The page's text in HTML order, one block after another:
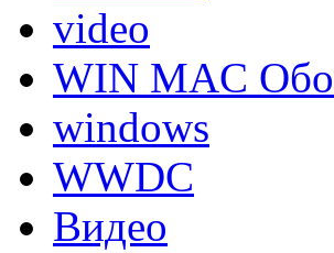
video
WIN MAC
windows
WWDC
Видео